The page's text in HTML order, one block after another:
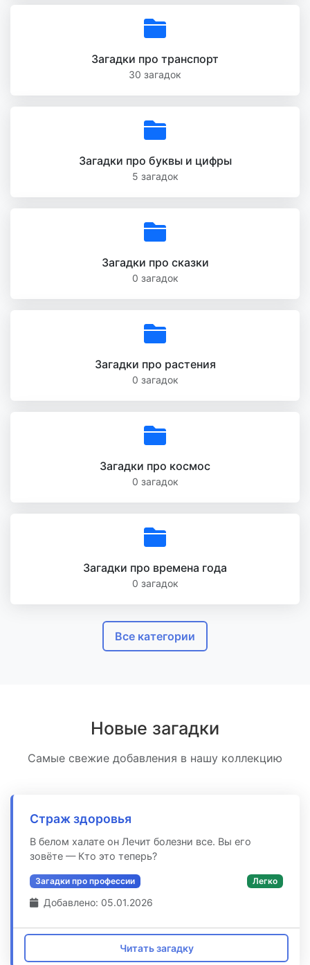
Загадки про транспорт
30 загадок
Загадки про буквы и цифры
5 загадок
Загадки про сказки
0 загадок
Загадки про растения
0 загадок
Загадки про космос
0 загадок
Загадки про времена года
0 загадок
Все категории
Новые загадки
Самые свежие добавления в нашу коллекцию
Страж здоровья
В белом халате он Лечит болезни все. Вы его
зовёте — Кто это теперь?
Загадки про профессии Легко
Добавлено: 05.01.2026
Читать загадку